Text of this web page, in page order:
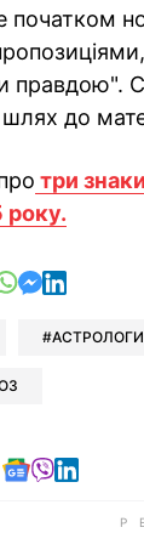
початком
до
три
року.
у Telegram
уу X у
відправити
АСТРОЛОГИ
у Telegram
у
Читайте у X
Читайте у
Читайте